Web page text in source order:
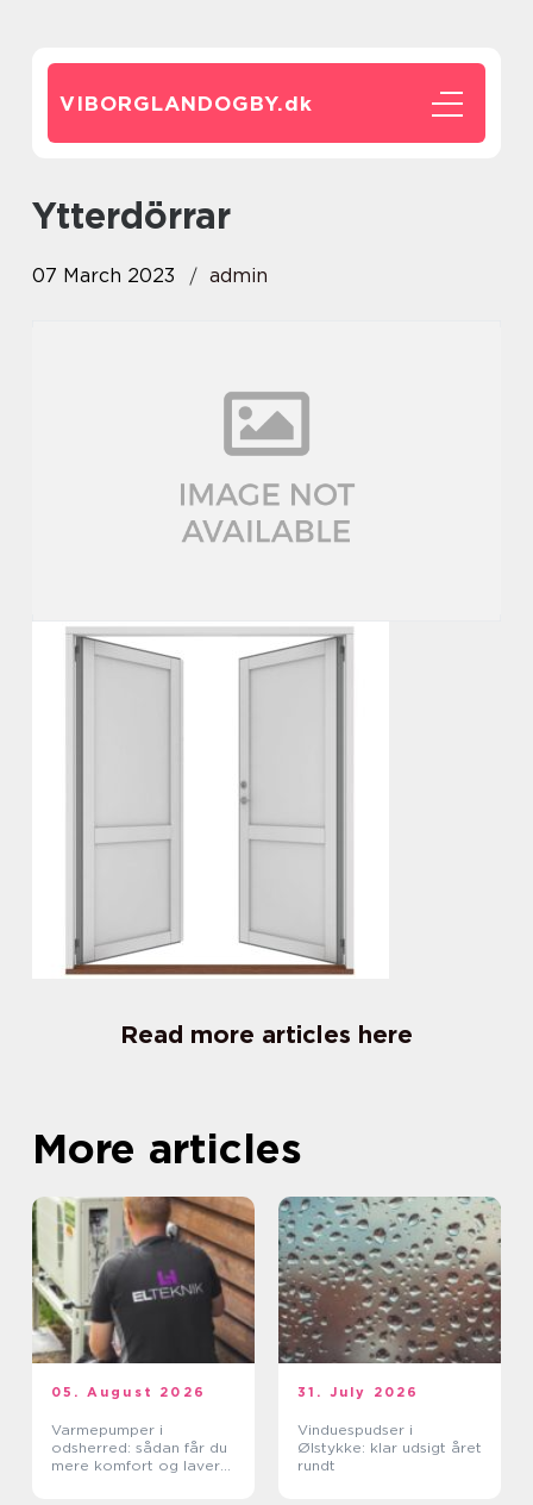
VIBORGLANDOGBY.dk
Ytterdörrar
07 March 2023 admin
Read more articles here
More articles
05. August 2026
Varmepumper i
odsherred: sådan får du
mere komfort og lavere
31. July 2026
Vinduespudser i
Ølstykke: klar udsigt året
rundt